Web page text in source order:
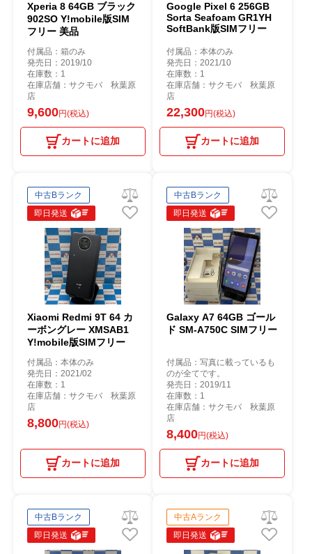
Xperia 8 64GB ブラック
902SO Y!mobile版SIM
フリー 美品
付属品：箱のみ
発売日：2019/10
在庫数：1
在庫店舗：サクモバ 秋葉原
店
9,600円(税込)
カートに追加
Google Pixel 6 256GB
Sorta Seafoam GR1YH
SoftBank版SIMフリー
付属品：本体のみ
発売日：2021/10
在庫数：1
在庫店舗：サクモバ 秋葉原
店
22,300円(税込)
カートに追加
中古Bランク
即日発送
Xiaomi Redmi 9T 64 カ
ーボングレー XMSAB1
Y!mobile版SIMフリー
付属品：本体のみ
発売日：2021/02
在庫数：1
在庫店舗：サクモバ 秋葉原
店
8,800円(税込)
カートに追加
中古Bランク
即日発送
Galaxy A7 64GB ゴール
ド SM-A750C SIMフリー
付属品：写真に載っているも
のが全てです。
発売日：2019/11
在庫数：1
在庫店舗：サクモバ 秋葉原
店
8,400円(税込)
カートに追加
中古Bランク
即日発送
中古Aランク
即日発送